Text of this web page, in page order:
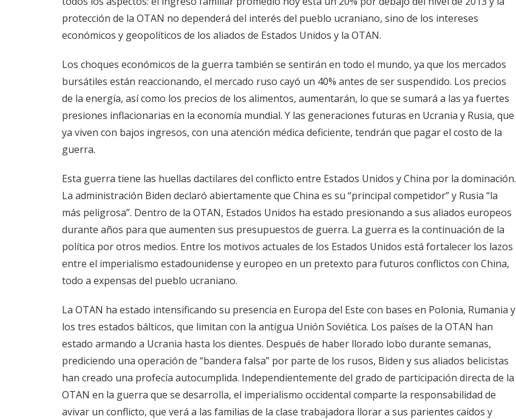
protección de la OTAN no dependerá del interés del pueblo ucraniano, sino de los intereses
económicos y geopolíticos de los aliados de Estados Unidos y la OTAN.
Los choques económicos de la guerra también se sentirán en todo el mundo, ya que los mercados
bursátiles están reaccionando, el mercado ruso cayó un 40% antes de ser suspendido. Los precios
de la energía, así como los precios de los alimentos, aumentarán, lo que se sumará a las ya fuertes
presiones inflacionarias en la economía mundial. Y las generaciones futuras en Ucrania y Rusia, que
ya viven con bajos ingresos, con una atención médica deficiente, tendrán que pagar el costo de la
guerra.
Esta guerra tiene las huellas dactilares del conflicto entre Estados Unidos y China por la dominación.
La administración Biden declaró abiertamente que China es su “principal competidor” y Rusia “la
más peligrosa”. Dentro de la OTAN, Estados Unidos ha estado presionando a sus aliados europeos
durante años para que aumenten sus presupuestos de guerra. La guerra es la continuación de la
política por otros medios. Entre los motivos actuales de los Estados Unidos está fortalecer los lazos
entre el imperialismo estadounidense y europeo en un pretexto para futuros conflictos con China,
todo a expensas del pueblo ucraniano.
La OTAN ha estado intensificando su presencia en Europa del Este con bases en Polonia, Rumania y
los tres estados bálticos, que limitan con la antigua Unión Soviética. Los países de la OTAN han
estado armando a Ucrania hasta los dientes. Después de haber llorado lobo durante semanas,
prediciendo una operación de “bandera falsa” por parte de los rusos, Biden y sus aliados belicistas
han creado una profecía autocumplida. Independientemente del grado de participación directa de la
OTAN en la guerra que se desarrolla, el imperialismo occidental comparte la responsabilidad de
avivar un conflicto, que verá a las familias de la clase trabajadora llorar a sus parientes caídos y